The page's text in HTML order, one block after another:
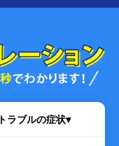
トラブルの症状▾